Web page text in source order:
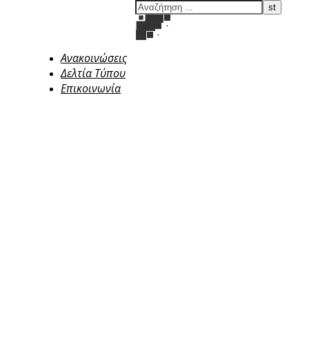
Ανακοινώσεις
Δελτία Τύπου
Επικοινωνία